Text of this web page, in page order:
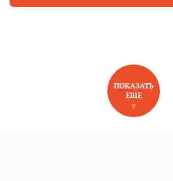
НОВОЕ НА САЙТЕ
ПОКАЗАТЬ
ЕЩЕ